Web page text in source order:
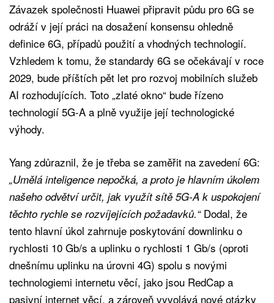
Závazek společnosti Huawei připravit půdu pro 6G se
odráží v její práci na dosažení konsensu ohledně
definice 6G, případů použití a vhodných technologií.
Vzhledem k tomu, že standardy 6G se očekávají v roce
2029, bude příštích pět let pro rozvoj mobilních služeb
AI rozhodujících. Toto „zlaté okno“ bude řízeno
technologií 5G-A a plně využije její technologické
výhody.
Yang zdůraznil, že je třeba se zaměřit na zavedení 6G:
„Umělá inteligence nepočká, a proto je hlavním úkolem
našeho odvětví určit, jak využít sítě 5G-A k uspokojení
těchto rychle se rozvíjejících požadavků.“ Dodal, že
tento hlavní úkol zahrnuje poskytování downlinku o
rychlosti 10 Gb/s a uplinku o rychlosti 1 Gb/s (oproti
dnešnímu uplinku na úrovni 4G) spolu s novými
technologiemi internetu věcí, jako jsou RedCap a
pasivní internet věcí, a zároveň vyvolává nové otázky